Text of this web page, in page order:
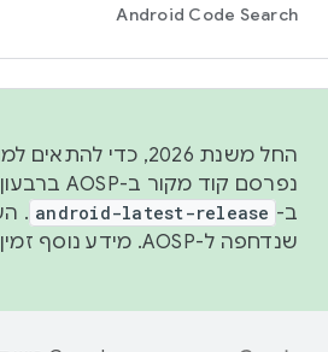
Android Code Search
החל משנת 2026,
ב- android-latest-release
.
שנדחפה ל-AOSP. מידע נוסף זמין במאמר